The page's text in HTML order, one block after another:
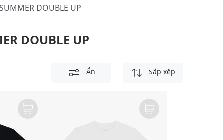
SUMMER DOUBLE UP
DOUBLE UP
Ẩn Sắp xếp